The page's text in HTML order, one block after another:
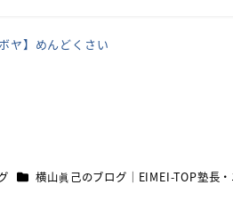
ボヤ】めんどくさい
カテゴリー
横山眞己のブログ｜EIMEI-TOP塾長